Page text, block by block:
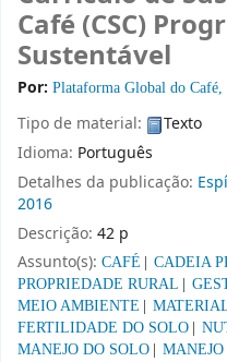
Café (CSC)
Sustentável
Por: Plataforma Global do
Tipo de material:
Texto
Idioma: Português
Detalhes da publicação:
2016
Descrição: 42 p
Assunto(s): CAFÉ
CADEIA
PROPRIEDADE RURAL
MEIO AMBIENTE
FERTILIDADE DO SOLO
MANEJO DO SOLO